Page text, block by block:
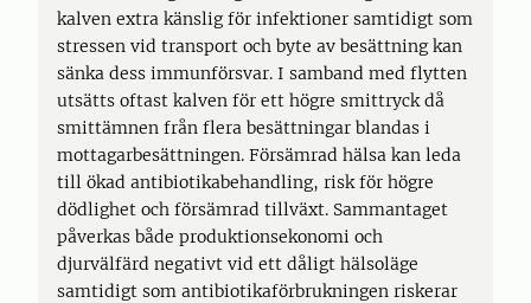
kalven extra känslig för infektioner samtidigt som
stressen vid transport och byte av besättning kan
sänka dess immunförsvar. I samband med flytten
utsätts oftast kalven för ett högre smittryck då
smittämnen från flera besättningar blandas i
mottagarbesättningen. Försämrad hälsa kan leda
till ökad antibiotikabehandling, risk för högre
dödlighet och försämrad tillväxt. Sammantaget
påverkas både produktionsekonomi och
djurvälfärd negativt vid ett dåligt hälsoläge
samtidigt som antibiotikaförbrukningen riskerar